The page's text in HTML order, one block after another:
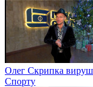
Олег Скрипка
Спорту